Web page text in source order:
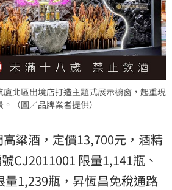
北區出境店打造主題式展示櫥窗，起重現
。（圖／品牌業者提供）
粱酒，定價13,700元，酒精
CJ2011001 限量1,141瓶、
量1,239瓶，昇恆昌免稅通路